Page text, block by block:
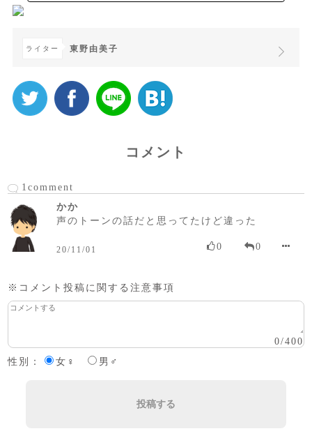
ライター 東野由美子
コメント
1comment
かか
声のトーンの話だと思ってたけど違った
20/11/01 0 0
※コメント投稿に関する注意事項
0/400
性別：
女♀ 男♂
投稿する